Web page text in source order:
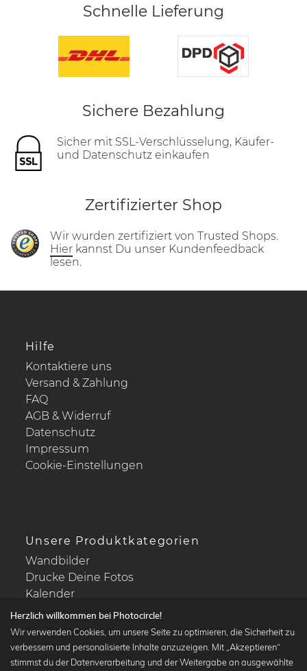
Schnelle Lieferung
Sichere Bezahlung
Sicher mit SSL-Verschlüsselung, Käufer-
und Datenschutz einkaufen
Zertifizierter Shop
Wir wurden zertifiziert von Trusted Shops.
Hier kannst Du unser Kundenfeedback
lesen.
Hilfe
Kontaktiere uns
Versand & Zahlung
FAQ
AGB & Widerruf
Datenschutz
Impressum
Cookie-Einstellungen
Unsere Produktkategorien
Wandbilder
Drucke Deine Fotos
Kalender
Herzlich willkommen bei Photocircle!
Wir verwenden Cookies, um unsere Seite zu optimieren, die Sicherheit zu
verbessern und personalisierte Inhalte anzuzeigen. Mit „Akzeptieren“
stimmst du der Datenverarbeitung und der Weitergabe an ausgewählte